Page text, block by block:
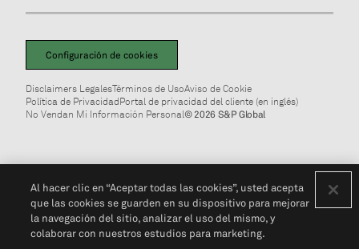
Configuración de cookies
Disclaimers LegalesTérminos de UsoAviso de Cookie
Política de PrivacidadPortal de privacidad del cliente (en inglés)
No Vendan Mi Información Personal© 2026 S&P Global
Al hacer clic en “Aceptar todas las cookies”, usted acepta
que las cookies se guarden en su dispositivo para mejorar
la navegación del sitio, analizar el uso del mismo, y
colaborar con nuestros estudios para marketing.